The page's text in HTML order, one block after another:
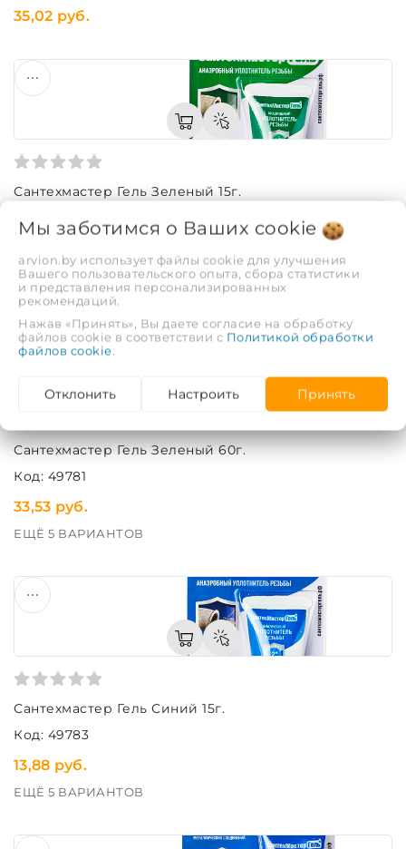
35,02 руб.
Сантехмастер Гель Зеленый 15г.
Код: 49780
ЕЩЁ 5 ВАРИАНТОВ
Сантехмастер Гель Зеленый 60г.
Код: 49781
33,53 руб.
ЕЩЁ 5 ВАРИАНТОВ
Сантехмастер Гель Синий 15г.
Код: 49783
13,88 руб.
ЕЩЁ 5 ВАРИАНТОВ
Мы заботимся о Ваших cookie
arvion.by использует файлы cookie для улучшения
Вашего пользовательского опыта, сбора статистики
и представления персонализированных
рекомендаций.
Нажав «Принять», Вы даете согласие на обработку
файлов cookie в соответствии с Политикой обработки
файлов cookie.
Отклонить Настроить Принять